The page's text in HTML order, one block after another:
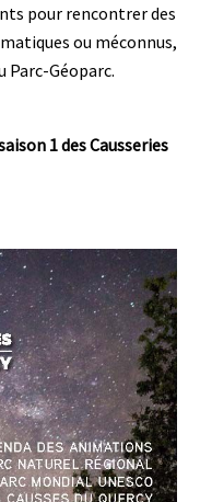
pour rencontrer des
ou méconnus,
Parc-Géoparc.
1 des Causseries